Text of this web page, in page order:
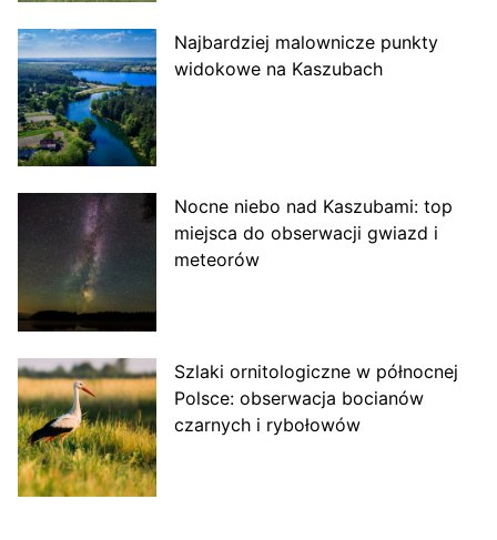
Najbardziej malownicze punkty
widokowe na Kaszubach
Nocne niebo nad Kaszubami: top
miejsca do obserwacji gwiazd i
meteorów
Szlaki ornitologiczne w północnej
Polsce: obserwacja bocianów
czarnych i rybołowów